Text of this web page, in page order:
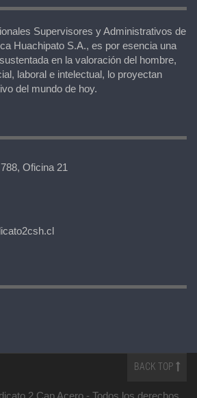
Supervisores y Administrativos de
Huachipato S.A., es por esencia una
en la valoración del hombre,
laboral e intelectual, lo proyectan
del mundo de hoy.
Oficina 21
BACK TOP